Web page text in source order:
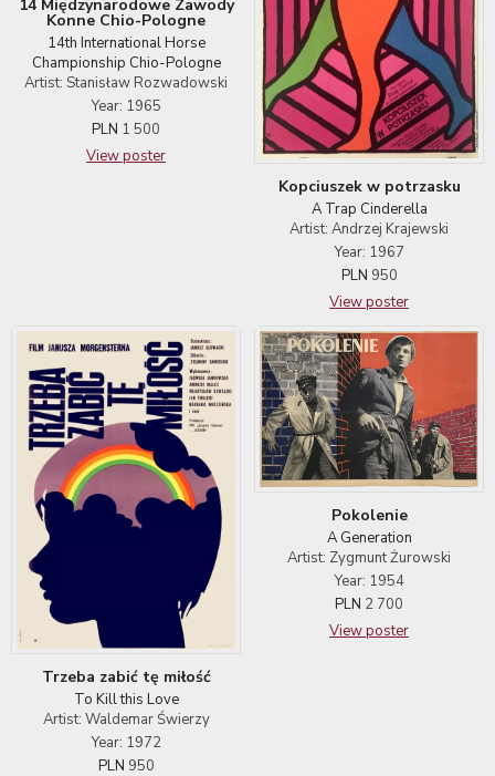
14 Międzynarodowe Zawody
Konne Chio-Pologne
14th International Horse
Championship Chio-Pologne
Artist: Stanisław Rozwadowski
Year: 1965
PLN 1 500
View poster
Kopciuszek w potrzasku
A Trap Cinderella
Artist: Andrzej Krajewski
Year: 1967
PLN 950
View poster
Trzeba zabić tę miłość
To Kill this Love
Artist: Waldemar Świerzy
Year: 1972
PLN 950
Pokolenie
A Generation
Artist: Zygmunt Żurowski
Year: 1954
PLN 2 700
View poster